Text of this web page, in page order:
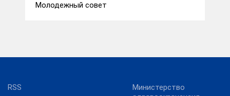
Молодежный совет
RSS
Министерство